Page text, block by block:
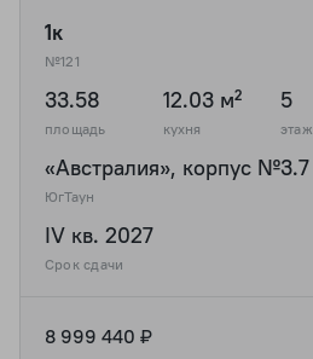
1к
№121
33.58
площадь
12.03 м²
кухня
5
этаж
«Австралия», корпус №3.7
ЮгТаун
IV кв. 2027
Срок сдачи
8 999 440 ₽